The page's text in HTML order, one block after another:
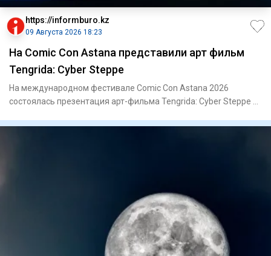
https://informburo.kz
09 Августа 2026 18:23
На Comic Con Astana представили арт фильм
Tengrida: Cyber Steppe
На международном фестивале Comic Con Astana 2026
состоялась презентация арт-фильма Tengrida: Cyber Steppe –